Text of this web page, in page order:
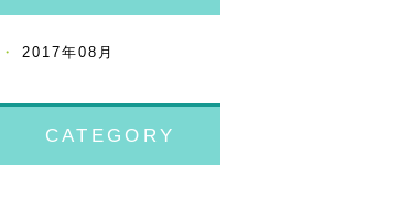
2017年08月
CATEGORY